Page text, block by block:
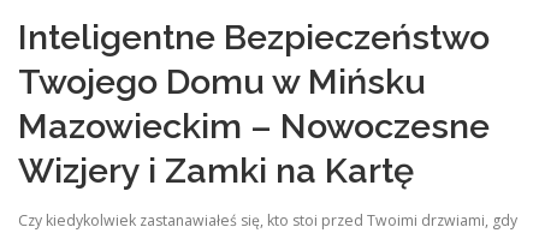
Inteligentne Bezpieczeństwo
Twojego Domu w Mińsku
Mazowieckim – Nowoczesne
Wizjery i Zamki na Kartę
Czy kiedykolwiek zastanawiałeś się, kto stoi przed Twoimi drzwiami, gdy